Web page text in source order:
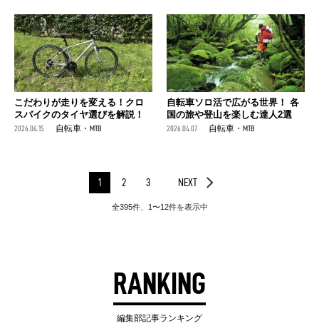
こだわりが走りを変える！クロ
スバイクのタイヤ選びを解説！
2026.04.15 自転車・MTB
自転車ソロ活で広がる世界！ 各
国の旅や登山を楽しむ達人2選
2026.04.07 自転車・MTB
1 2 3 NEXT
全395件、1〜12件を表示中
RANKING
編集部記事ランキング